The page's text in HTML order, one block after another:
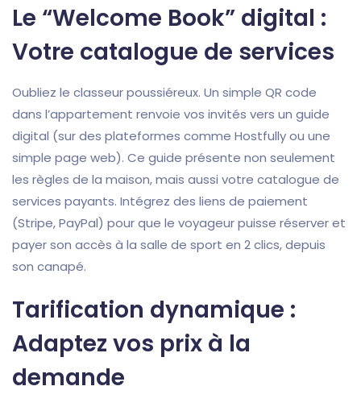
Le “Welcome Book” digital :
Votre catalogue de services
Oubliez le classeur poussiéreux. Un simple QR code
dans l’appartement renvoie vos invités vers un guide
digital (sur des plateformes comme Hostfully ou une
simple page web). Ce guide présente non seulement
les règles de la maison, mais aussi votre catalogue de
services payants. Intégrez des liens de paiement
(Stripe, PayPal) pour que le voyageur puisse réserver et
payer son accès à la salle de sport en 2 clics, depuis
son canapé.
Tarification dynamique :
Adaptez vos prix à la
demande